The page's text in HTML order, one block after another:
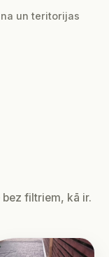
un teritorijas
filtriem, kā ir.